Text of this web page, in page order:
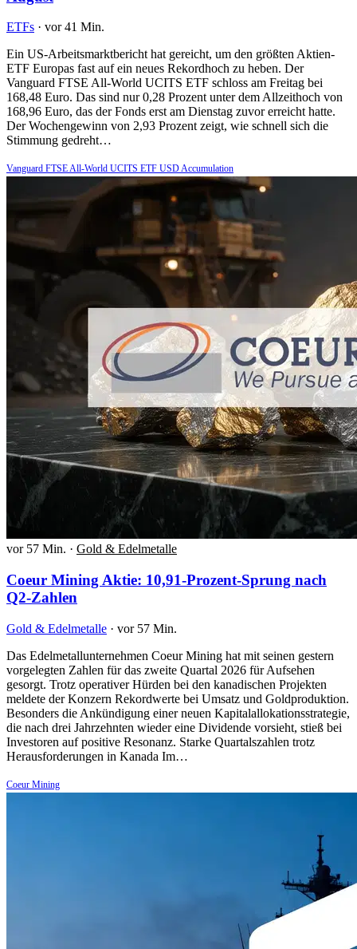
ETFs · vor 41 Min.
Ein US-Arbeitsmarktbericht hat gereicht, um den größten Aktien-
ETF Europas fast auf ein neues Rekordhoch zu heben. Der
Vanguard FTSE All-World UCITS ETF schloss am Freitag bei
168,48 Euro. Das sind nur 0,28 Prozent unter dem Allzeithoch von
168,96 Euro, das der Fonds erst am Dienstag zuvor erreicht hatte.
Der Wochengewinn von 2,93 Prozent zeigt, wie schnell sich die
Stimmung gedreht…
Vanguard FTSE All-World UCITS ETF USD Accumulation
vor 57 Min. · Gold & Edelmetalle
Coeur Mining Aktie: 10,91-Prozent-Sprung nach
Q2-Zahlen
Gold & Edelmetalle · vor 57 Min.
Das Edelmetallunternehmen Coeur Mining hat mit seinen gestern
vorgelegten Zahlen für das zweite Quartal 2026 für Aufsehen
gesorgt. Trotz operativer Hürden bei den kanadischen Projekten
meldete der Konzern Rekordwerte bei Umsatz und Goldproduktion.
Besonders die Ankündigung einer neuen Kapitalallokationsstrategie,
die nach drei Jahrzehnten wieder eine Dividende vorsieht, stieß bei
Investoren auf positive Resonanz. Starke Quartalszahlen trotz
Herausforderungen in Kanada Im…
Coeur Mining